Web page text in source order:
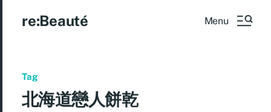
re:Beauté Menu
Tag
北海道戀人餅乾